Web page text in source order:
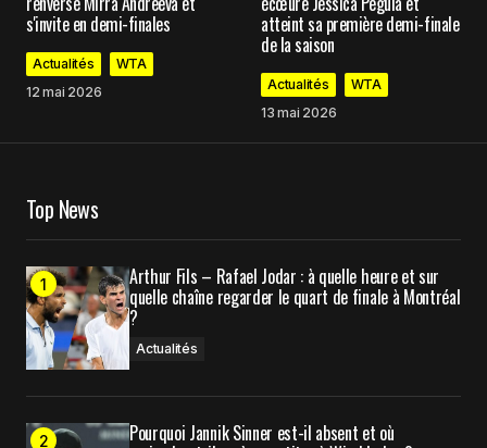
Comment*
Enregistrer mon nom, mon e-mail et mon site
dans le navigateur pour mon prochain
commentaire.
Prévenez-moi de tous les nouveaux commentaires
s'invite en demi-finales
Actualités
WTA
12 mai 2026
atteint sa première demi-finale
de la saison
Actualités
WTA
13 mai 2026
Top News
Arthur Fils – Rafael Jodar : à quelle heure et sur
quelle chaîne regarder le quart de finale à Montréal
?
Actualités
Pourquoi Jannik Sinner est-il absent et où